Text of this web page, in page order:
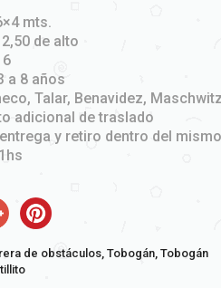
mts.
de alto
a 8 años
Talar, Benavidez,
adicional de traslado
y retiro dentro del
de obstáculos, Tobogán, Tobogán